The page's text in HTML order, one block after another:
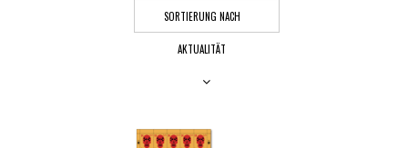
SORTIERUNG NACH
AKTUALITÄT